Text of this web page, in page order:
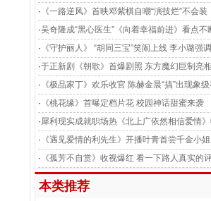
· 《一路逆风》首映邓紫棋自嘲“演技烂”不会装
·吴奇隆成“黑心医生”《向着幸福前进》看点不
· 《守护丽人》 “胡同三宝”笑闹上线 李小璐强
在当下
·于正新剧《朝歌》首爆剧照 东方魔幻巨制亮相
· 《极品家丁》欢乐收官 陈赫金晨“搞”出现象
剧
· 《桃花缘》首曝定档片花 校园神话甜蜜来袭
·犀利现实成就职场热《北上广依然相信爱情
官
· 《遇见爱情的利先生》开播叶青首尝千金小姐
· 《孤芳不自赏》收视爆红 看一下路人真实的
本类推荐